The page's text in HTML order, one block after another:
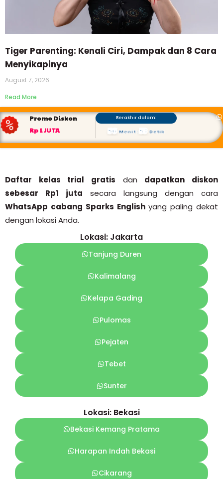
Tiger Parenting: Kenali Ciri, Dampak dan 8 Cara
Menyikapinya
August 7, 2026
Read More
Promo Diskon
Rp 1 JUTA
Berakhir dalam:
56 Menit : 52 Detik
Daftar kelas trial gratis dan dapatkan diskon
sebesar Rp1 juta secara langsung dengan cara
WhatsApp cabang Sparks Englishyang paling dekat
dengan lokasi Anda.
Lokasi: Jakarta
Tanjung Duren
Kalimalang
Kelapa Gading
Pulomas
Pejaten
Tebet
Sunter
Lokasi: Bekasi
Bekasi Kemang Pratama
Harapan Indah Bekasi
Cikarang